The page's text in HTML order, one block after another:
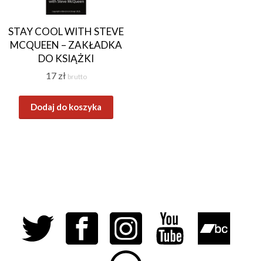
STAY COOL WITH STEVE
MCQUEEN – ZAKŁADKA
DO KSIĄŻKI
17 zł brutto
Dodaj do koszyka